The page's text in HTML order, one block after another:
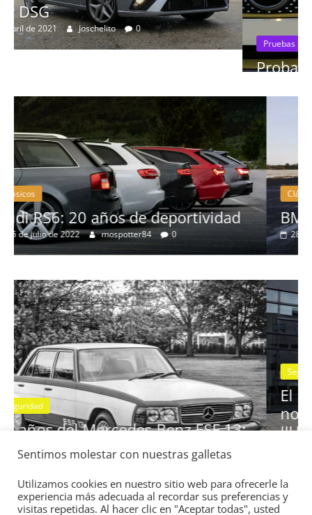
Pruebas
Probamos el Mercedes-Benz A200d
Clásicos
BMW Serie 7: lujo desde 1977
Seguridad Vídeo
El Mazda CX-5 2022 logra la
nota en las pruebas de seguridad
IIHS
11 de noviembre de 2021 mospotter84 0
Sentimos molestar con nuestras galletas
Utilizamos cookies en nuestro sitio web para ofrecerle la
experiencia más adecuada al recordar sus preferencias y
visitas repetidas. Al hacer clic en "Aceptar todas", usted